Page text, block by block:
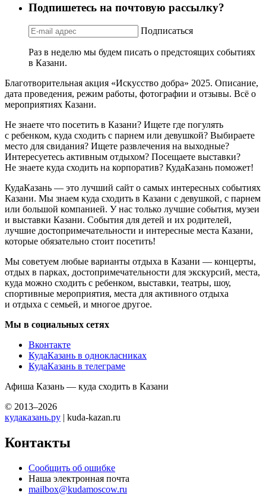
Подпишетесь на почтовую рассылку?
Подписаться
Раз в неделю мы будем писать о предстоящих событиях
в Казани.
Благотворительная акция «Искусство добра» 2025. Описание,
дата проведения, режим работы, фотографии и отзывы. Всё о
мероприятиях Казани.
Не знаете что посетить в Казани? Ищете где погулять
с ребенком, куда сходить с парнем или девушкой? Выбираете
место для свидания? Ищете развлечения на выходные?
Интересуетесь активным отдыхом? Посещаете выставки?
Не знаете куда сходить на корпоратив? КудаКазань поможет!
КудаКазань — это лучший сайт о самых интересных событиях
Казани. Мы знаем куда сходить в Казани с девушкой, с парнем
или большой компанией. У нас только лучшие события, музеи
и выставки Казани. События для детей и их родителей,
лучшие достопримечательности и интересные места Казани,
которые обязательно стоит посетить!
Мы советуем любые варианты отдыха в Казани — концерты,
отдых в парках, достопримечательности для экскурсий, места,
куда можно сходить с ребенком, выставки, театры, шоу,
спортивные мероприятия, места для активного отдыха
и отдыха с семьей, и многое другое.
Мы в социальных сетях
Вконтакте
КудаКазань в однокласниках
КудаКазань в телеграме
Афиша Казань — куда сходить в Казани
© 2013–2026
кудаказань.ру | kuda-kazan.ru
Контакты
Сообщить об ошибке
Наша электронная почта
mailbox@kudamoscow.ru